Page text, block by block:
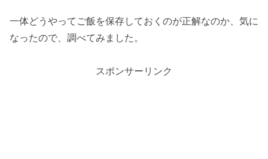
一体どうやってご飯を保存しておくのが正解なのか、気に
なったので、調べてみました。
スポンサーリンク